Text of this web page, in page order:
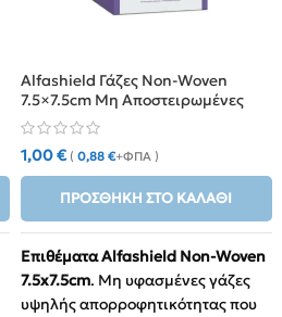
Alfashield Γάζες Non-Woven
7.5×7.5cm Μη Αποστειρωμένες
4ply (100τμχ)
1,00€ (0,88€+ΦΠΑ )
ΠΡΟΣΘΉΚΗ ΣΤΟ ΚΑΛΆΘΙ
Επιθέματα Alfashield Non-Woven
7.5x7.5cm. Μη υφασμένες γάζες
υψηλής απορροφητικότητας που